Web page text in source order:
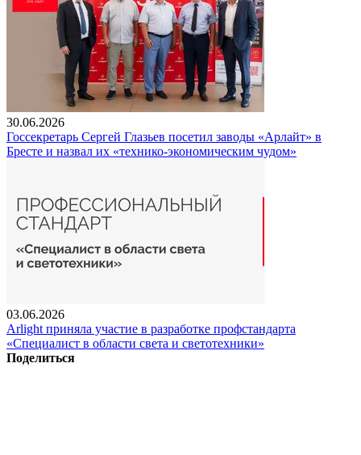
30.06.2026
Госсекретарь Сергей Глазьев посетил заводы «Арлайт» в
Бресте и назвал их «технико-экономическим чудом»
03.06.2026
Arlight приняла участие в разработке профстандарта
«Специалист в области света и светотехники»
Поделиться